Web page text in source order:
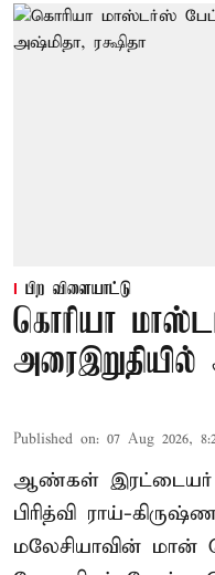
பிற விளையாட்டு
கொரியா
அரைஇறுதியில்
Published on: 07 Aug 2026,
ஆண்கள் இரட்டையர்
பிரித்வி ராய்-
மலேசியாவின்